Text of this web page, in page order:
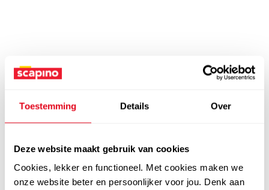
Toestemming Details Over
Deze website maakt gebruik van cookies
Cookies, lekker en functioneel. Met cookies maken we
onze website beter en persoonlijker voor jou. Denk aan